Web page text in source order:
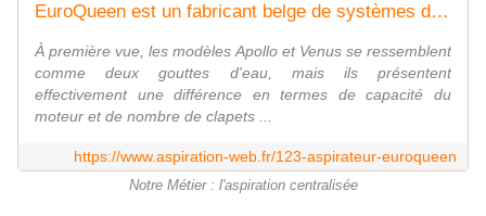
EuroQueen est un fabricant belge de systèmes d'aspiration centraux depuis 2002 - AMS Aspiration Centralisée
À première vue, les modèles Apollo et Venus se ressemblent
comme deux gouttes d'eau, mais ils présentent
effectivement une différence en termes de capacité du
moteur et de nombre de clapets ...
https://www.aspiration-web.fr/123-aspirateur-euroqueen
Notre Métier : l'aspiration centralisée